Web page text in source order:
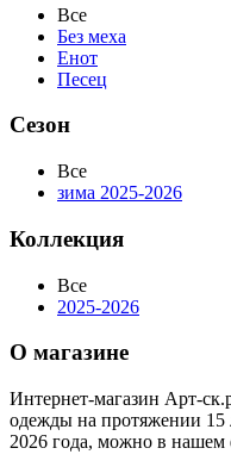
Все
Без меха
Енот
Песец
Сезон
Все
зима 2025-2026
Коллекция
Все
2025-2026
О магазине
Интернет-магазин Арт-
одежды на протяжении 15
2026 года, можно в